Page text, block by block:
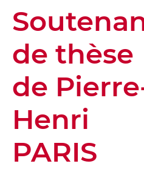
de thèse
de
Henri
PARIS